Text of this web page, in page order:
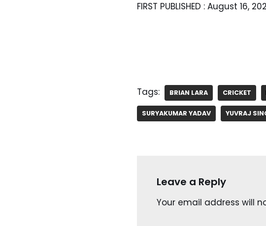
FIRST PUBLISHED : August 16,
Tags: BRIAN LARA CRICKET
SURYAKUMAR YADAV YUVRAJ
Leave a Reply
Your email address will